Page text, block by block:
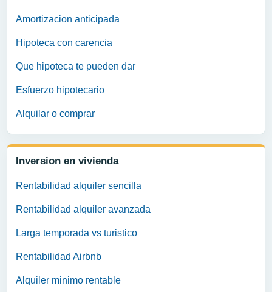
Amortizacion anticipada
Hipoteca con carencia
Que hipoteca te pueden dar
Esfuerzo hipotecario
Alquilar o comprar
Inversion en vivienda
Rentabilidad alquiler sencilla
Rentabilidad alquiler avanzada
Larga temporada vs turistico
Rentabilidad Airbnb
Alquiler minimo rentable